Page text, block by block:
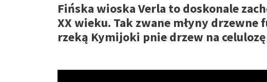
Fińska wioska Verla to doskonale
XX wieku. Tak zwane młyny drzewne
rzeką Kymijoki pnie drzew na